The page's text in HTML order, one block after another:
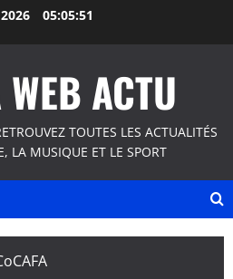
05:05:52
ACTU
TOUTES LES ACTUALITÉS
LA MUSIQUE ET LE SPORT